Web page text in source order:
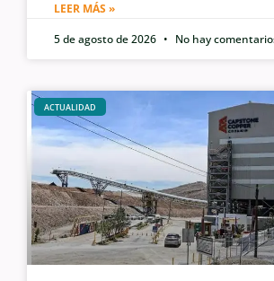
LEER MÁS »
5 de agosto de 2026
No hay
ACTUALIDAD